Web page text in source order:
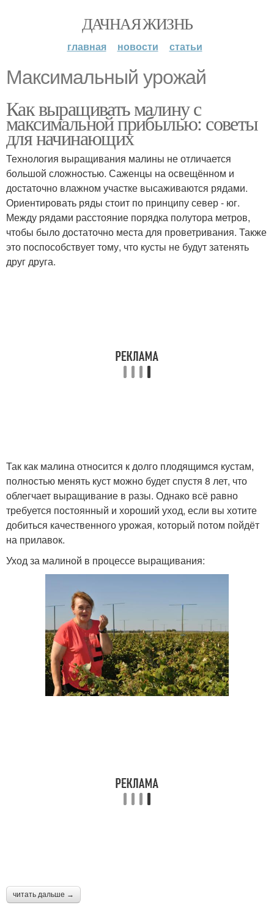
ДАЧНАЯ ЖИЗНЬ
главная новости статьи
Максимальный урожай
Как выращивать малину с
максимальной прибылью: советы
для начинающих
Технология выращивания малины не отличается
большой сложностью. Саженцы на освещённом и
достаточно влажном участке высаживаются рядами.
Ориентировать ряды стоит по принципу север - юг.
Между рядами расстояние порядка полутора метров,
чтобы было достаточно места для проветривания. Также
это поспособствует тому, что кусты не будут затенять
друг друга.
Так как малина относится к долго плодящимся кустам,
полностью менять куст можно будет спустя 8 лет, что
облегчает выращивание в разы. Однако всё равно
требуется постоянный и хороший уход, если вы хотите
добиться качественного урожая, который потом пойдёт
на прилавок.
Уход за малиной в процессе выращивания:
читать дальше →